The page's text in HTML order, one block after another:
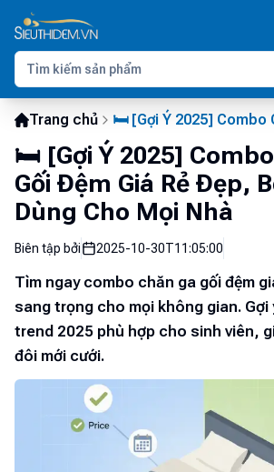
Trang chủ 🛏️ [Gợi Ý 2025] Combo
🛏️ [Gợi Ý 2025]
Gối Đệm Giá Rẻ Đẹp,
Dùng Cho Mọi Nhà
Biên tập bởi 2025-10-30T11:05:00
Tìm ngay combo chăn ga gối đệm
sang trọng cho mọi không gian.
trend 2025 phù hợp cho sinh viên,
đôi mới cưới.